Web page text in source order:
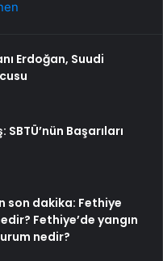
Erdoğan, Suudi
Başarıları
son dakika: Fethiye
Fethiye’de yangın
nedir?